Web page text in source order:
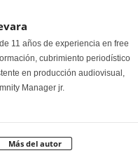
11 años de experiencia en free
cubrimiento periodístico
en producción audiovisual,
Manager jr.
Más del autor